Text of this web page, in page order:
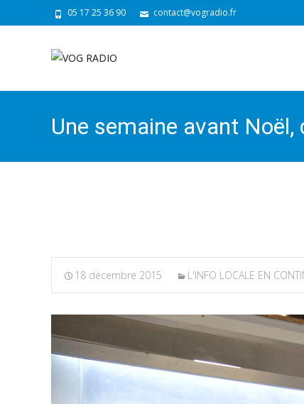
05 17 25 36 90 contact@vogradio.fr
Une semaine avant
18 décembre 2015 L'INFO LOCALE EN